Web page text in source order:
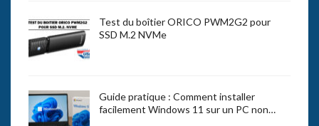
Test du boîtier ORICO PWM2G2 pour
SSD M.2 NVMe
Guide pratique : Comment installer
facilement Windows 11 sur un PC non…